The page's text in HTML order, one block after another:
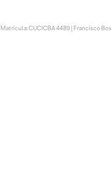
Matrícula: CUCICBA 4489 | Francisco